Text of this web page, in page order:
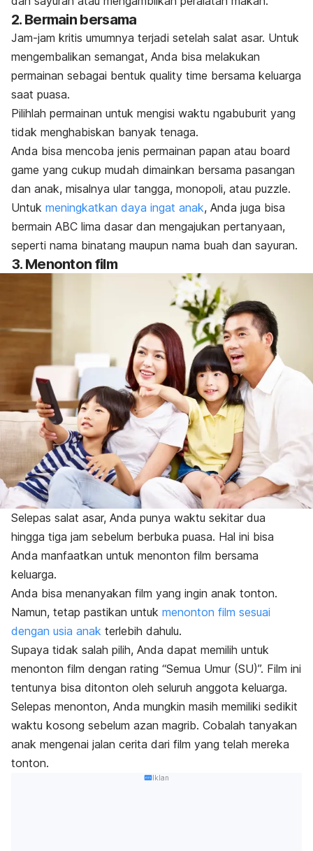
2. Bermain bersama
Jam-jam kritis umumnya terjadi setelah salat asar. Untuk
mengembalikan semangat, Anda bisa melakukan
permainan sebagai bentuk quality time bersama keluarga
saat puasa.
Pilihlah permainan untuk mengisi waktu ngabuburit yang
tidak menghabiskan banyak tenaga.
Anda bisa mencoba jenis permainan papan atau board
game yang cukup mudah dimainkan bersama pasangan
dan anak, misalnya ular tangga, monopoli, atau puzzle.
Untuk meningkatkan daya ingat anak, Anda juga bisa
bermain ABC lima dasar dan mengajukan pertanyaan,
seperti nama binatang maupun nama buah dan sayuran.
3. Menonton film
Selepas salat asar, Anda punya waktu sekitar dua
hingga tiga jam sebelum berbuka puasa. Hal ini bisa
Anda manfaatkan untuk menonton film bersama
keluarga.
Anda bisa menanyakan film yang ingin anak tonton.
Namun, tetap pastikan untuk menonton film sesuai
dengan usia anak terlebih dahulu.
Supaya tidak salah pilih, Anda dapat memilih untuk
menonton film dengan rating “Semua Umur (SU)”. Film ini
tentunya bisa ditonton oleh seluruh anggota keluarga.
Selepas menonton, Anda mungkin masih memiliki sedikit
waktu kosong sebelum azan magrib. Cobalah tanyakan
anak mengenai jalan cerita dari film yang telah mereka
tonton.
Iklan